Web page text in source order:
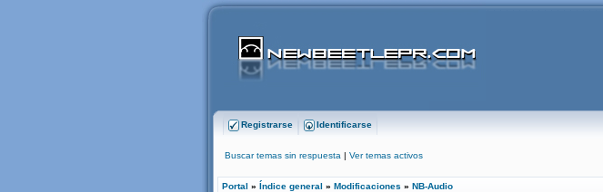
Registrarse Identificarse
Buscar temas sin respuesta | Ver temas activos
Portal » Índice general » Modificaciones » NB-Audio